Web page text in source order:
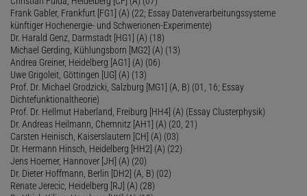
Frank Gabler, Frankfurt [FG1] (A) (22; Essay Datenverarbeitungssysteme
künftiger Hochenergie- und Schwerionen-Experimente)
Dr. Harald Genz, Darmstadt [HG1] (A) (18)
Michael Gerding, Kühlungsborn [MG2] (A) (13)
Andrea Greiner, Heidelberg [AG1] (A) (06)
Uwe Grigoleit, Göttingen [UG] (A) (13)
Prof. Dr. Michael Grodzicki, Salzburg [MG1] (A, B) (01, 16; Essay
Dichtefunktionaltheorie)
Prof. Dr. Hellmut Haberland, Freiburg [HH4] (A) (Essay Clusterphysik)
Dr. Andreas Heilmann, Chemnitz [AH1] (A) (20, 21)
Carsten Heinisch, Kaiserslautern [CH] (A) (03)
Dr. Hermann Hinsch, Heidelberg [HH2] (A) (22)
Jens Hoerner, Hannover [JH] (A) (20)
Dr. Dieter Hoffmann, Berlin [DH2] (A, B) (02)
Renate Jerecic, Heidelberg [RJ] (A) (28)